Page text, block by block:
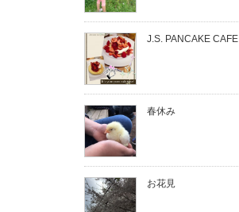
J.S. PANCAKE CAFE
春休み
お花見